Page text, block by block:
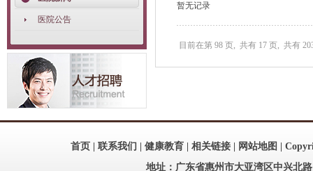
医院公告
暂无记录
目前在第 98 页, 共有 17 页, 共有
首页| 联系我们 健康教育| 相关链接| 网站地图 |
地址：广东省惠州市大亚湾区中兴北